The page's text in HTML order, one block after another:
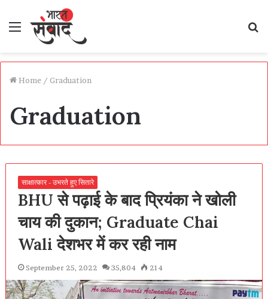
Menu
Home / Graduation
Graduation
साक्षात्कार - उभरते हुए सितारे
BHU से पढ़ाई के बाद प्रियंका ने खोली
चाय की दुकान; Graduate Chai
Wali देशभर में कर रही नाम
September 25, 2022 35,804 214